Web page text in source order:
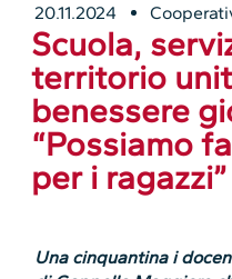
20.11.2024
Scuola,
territorio
benessere
“Possiamo
per i ragazzi”
Una cinquantina i